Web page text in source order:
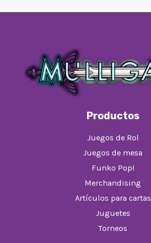
Productos
Juegos de Rol
Juegos de mesa
Funko Pop!
Merchandising
Artículos para cartas
Juguetes
Torneos